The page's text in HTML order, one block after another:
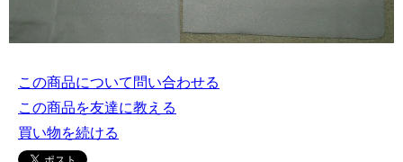
この商品について問い合わせる
この商品を友達に教える
買い物を続ける